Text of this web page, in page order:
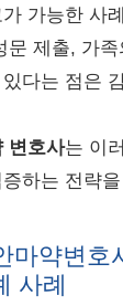
가능한 사
문 제출, 가족
다는 점은
변호사는 이
하는 전략
마약변호
사례